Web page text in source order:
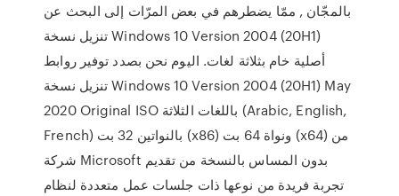
بالمجّان , ممّا يضطرهم في بعض المرّات إلى البحث عن
تنزيل نسخة Windows 10 Version 2004 (20H1)
أصلية خام بثلاثة لغات. اليوم نحن بصدد توفير روابط
تنزيل نسخة Windows 10 Version 2004 (20H1) May
2020 Original ISO باللغات الثلاثة (Arabic, English,
French) بالنواتين 32 بت (x86) ونواة 64 بت (x64) من
شركة Microsoft بدون المساس بالنسخة من تقديم
تجربة فريدة من نوعها ذات جلسات عمل متعددة لنظام